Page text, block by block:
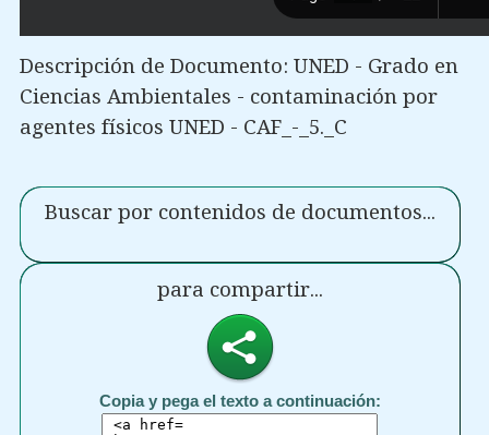
Descripción de Documento: UNED - Grado en
Ciencias Ambientales - contaminación por
agentes físicos UNED - CAF_-_5._C
Buscar por contenidos de documentos...
para compartir...
Copia y pega el texto a continuación: